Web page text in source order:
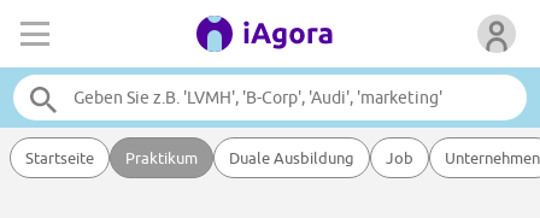
Startseite Praktikum Duale Ausbildung Job Unternehmen